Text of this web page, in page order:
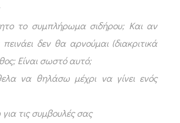
το συμπλήρωμα σιδήρου; Και αν
δεν θα αρνούμαι (διακριτικά
Είναι σωστό αυτό;
να θηλάσω μέχρι να γίνει ενός
τις συμβουλές σας